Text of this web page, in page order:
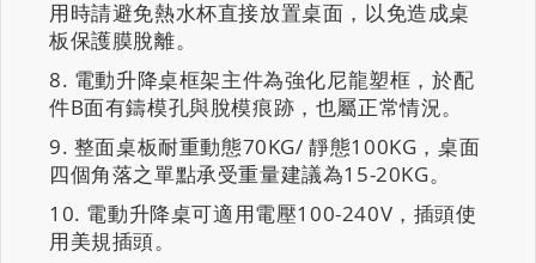
用時請避免熱水杯直接放置桌面，以免造成桌
板保護膜脫離。
電動升降桌框架主件為強化尼龍塑框，於配
件B面有鑄模孔與脫模痕跡，也屬正常情況。
整面桌板耐重動態70KG/ 靜態100KG，桌面
四個角落之單點承受重量建議為15-20KG。
電動升降桌可適用電壓100-240V，插頭使
用美規插頭。